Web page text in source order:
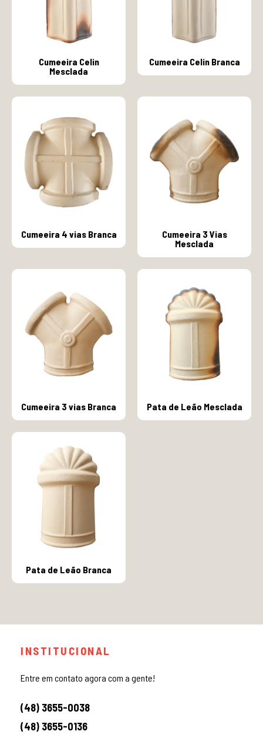
Cumeeira Celin
Mesclada
Cumeeira Celin Branca
Cumeeira 4 vias Branca
Cumeeira 3 Vias
Mesclada
Cumeeira 3 vias Branca Pata de Leão Mesclada
Pata de Leão Branca
INSTITUCIONAL
Entre em contato agora com a gente!
(48) 3655-0038
(48) 3655-0136